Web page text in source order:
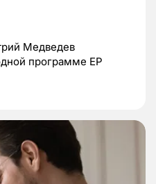
Медведев
программе ЕР